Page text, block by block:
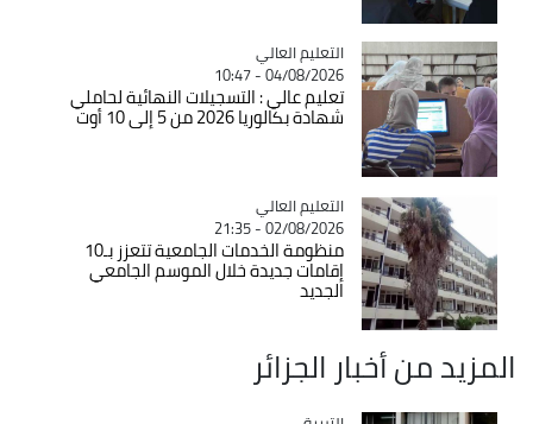
Catégorie
التعليم العالي
04/08/2026 - 10:47
تعليم عالي : التسجيلات النهائية لحاملي
شهادة بكالوريا 2026 من 5 إلى 10 أوت
Catégorie
التعليم العالي
02/08/2026 - 21:35
منظومة الخدمات الجامعية تتعزز بـ10
إقامات جديدة خلال الموسم الجامعي
الجديد
المزيد من أخبار الجزائر